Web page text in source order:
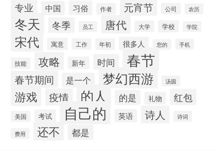
专业 中国 习俗 作者 元宵节 公司 农历
冬天 冬季 员工 唐代 大学 学校 学院
宋代 寓意 工作 年初 很多人 您的 手机
技能 攻略 新年 时间 春节
春节期间 是一个 梦幻西游 汤圆
游戏 疫情 的人 的是 礼物 红包
美国 考试 自己的 英语 诗人 诗词
费用 还不 都是